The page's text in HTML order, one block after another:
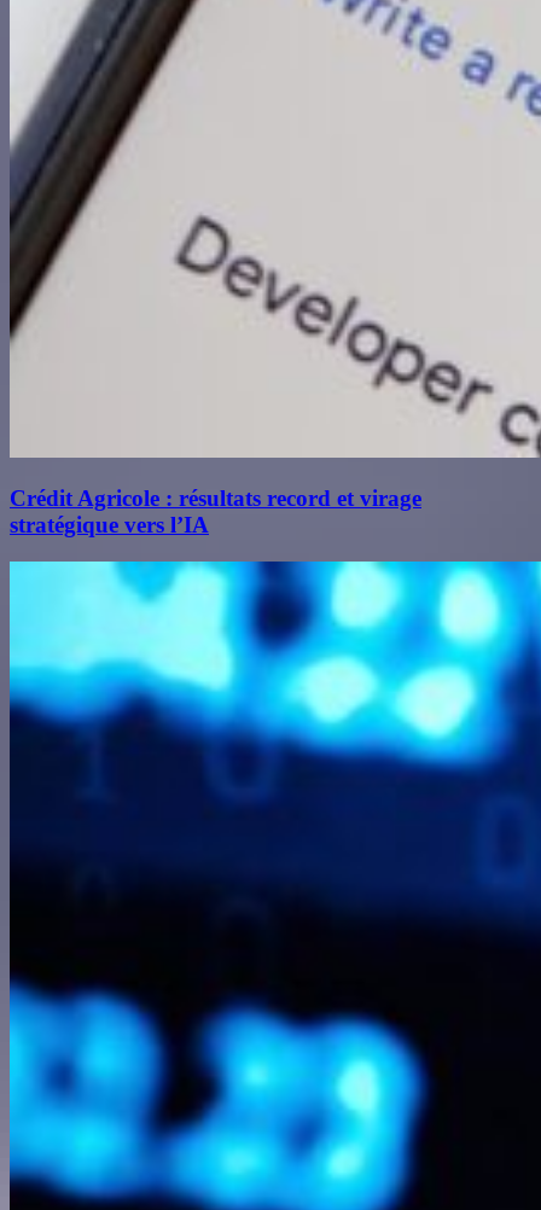
Crédit Agricole : résultats record et virage
stratégique vers l’IA